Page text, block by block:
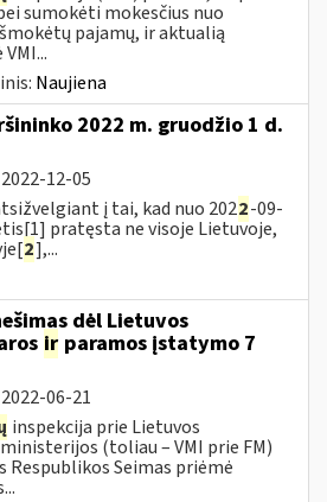
sumokėti mokesčius nuo
pajamų, ir aktualią
Naujiena
2022 m. gruodžio 1 d.
2022-12-05
į tai, kad nuo 2022-09-
pratęsta ne visoje Lietuvoje,
2],...
dėl Lietuvos
ir paramos įstatymo 7
2022-06-21
inspekcija prie Lietuvos
(toliau – VMI prie FM)
Respublikos Seimas priėmė